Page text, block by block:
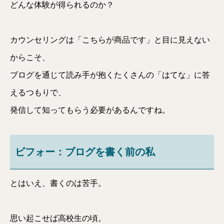
どんな体験が得られるのか？
カウンセリングは「こちらが商品です」と目に見えない
からこそ、
ブログを通じて読み手が抱くたくさんの「はてな」に答
えるつもりで、
発信して知ってもらう必要があるんですね。
ビフォー：ブログを書く前の私
とはいえ、書くのは苦手。
思い起こせば高校生の頃。